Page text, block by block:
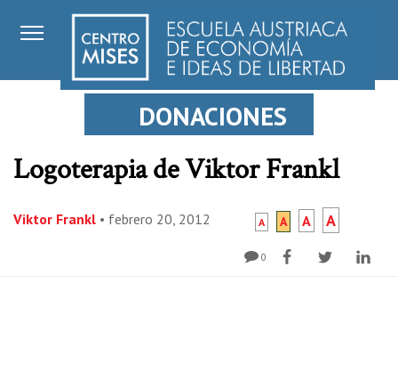
DONACIONES
Logoterapia de Viktor Frankl
Viktor Frankl • febrero 20, 2012 A A A A
0